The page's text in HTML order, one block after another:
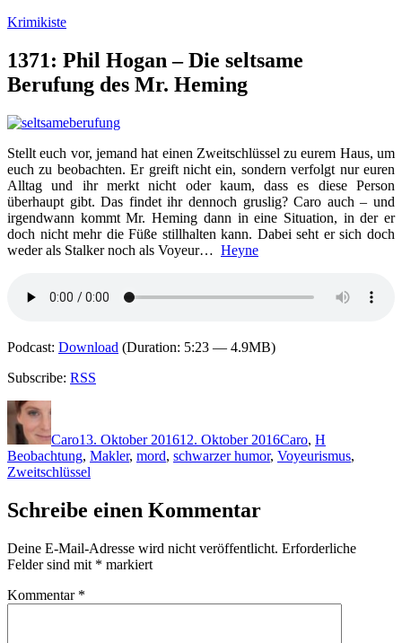
Zum
springen
Krimikiste
1371: Phil Hogan – Die seltsame
Berufung des Mr. Heming
Stellt euch vor, jemand hat einen Zweitschlüssel zu eurem Haus, um
euch zu beobachten. Er greift nicht ein, sondern verfolgt nur euren
Alltag und ihr merkt nicht oder kaum, dass es diese Person
überhaupt gibt. Das findet ihr dennoch gruslig? Caro auch – und
irgendwann kommt Mr. Heming dann in eine Situation, in der er
doch nicht mehr die Füße stillhalten kann. Dabei seht er sich doch
weder als Stalker noch als Voyeur… Heyne
Podcast: Download (Duration: 5:23 — 4.9MB)
Subscribe: RSS
Autor
Caro13. Oktober 201612. Oktober 2016Caro, H
Beobachtung, Makler, mord, schwarzer humor, Voyeurismus,
Zweitschlüssel
Schreibe einen Kommentar
Deine E-Mail-Adresse wird nicht veröffentlicht. Erforderliche
Felder sind mit * markiert
Kommentar *